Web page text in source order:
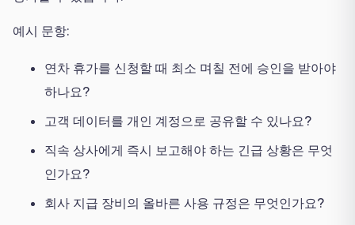
예시 문항:
연차 휴가를 신청할 때 최소 며칠 전에 승인을 받아야
하나요?
고객 데이터를 개인 계정으로 공유할 수 있나요?
직속 상사에게 즉시 보고해야 하는 긴급 상황은 무엇
인가요?
회사 지급 장비의 올바른 사용 규정은 무엇인가요?